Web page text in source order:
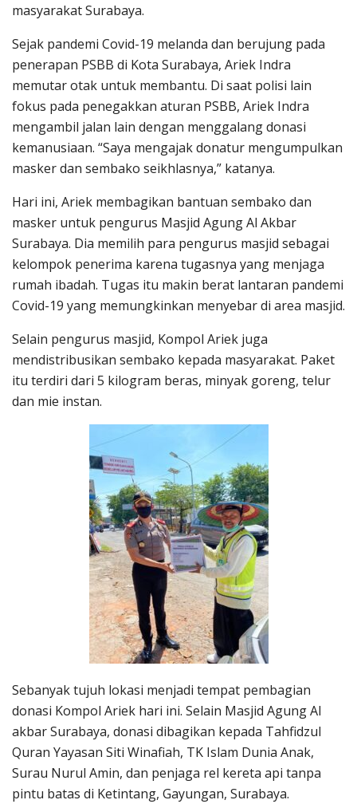
masyarakat Surabaya.
Sejak pandemi Covid-19 melanda dan berujung pada
penerapan PSBB di Kota Surabaya, Ariek Indra
memutar otak untuk membantu. Di saat polisi lain
fokus pada penegakkan aturan PSBB, Ariek Indra
mengambil jalan lain dengan menggalang donasi
kemanusiaan. “Saya mengajak donatur mengumpulkan
masker dan sembako seikhlasnya,” katanya.
Hari ini, Ariek membagikan bantuan sembako dan
masker untuk pengurus Masjid Agung Al Akbar
Surabaya. Dia memilih para pengurus masjid sebagai
kelompok penerima karena tugasnya yang menjaga
rumah ibadah. Tugas itu makin berat lantaran pandemi
Covid-19 yang memungkinkan menyebar di area masjid.
Selain pengurus masjid, Kompol Ariek juga
mendistribusikan sembako kepada masyarakat. Paket
itu terdiri dari 5 kilogram beras, minyak goreng, telur
dan mie instan.
Sebanyak tujuh lokasi menjadi tempat pembagian
donasi Kompol Ariek hari ini. Selain Masjid Agung Al
akbar Surabaya, donasi dibagikan kepada Tahfidzul
Quran Yayasan Siti Winafiah, TK Islam Dunia Anak,
Surau Nurul Amin, dan penjaga rel kereta api tanpa
pintu batas di Ketintang, Gayungan, Surabaya.